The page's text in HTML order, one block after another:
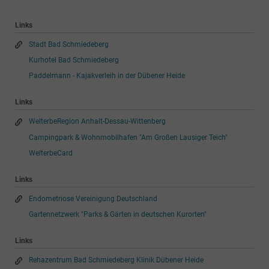
Links
Stadt Bad Schmiedeberg
Kurhotel Bad Schmiedeberg
Paddelmann - Kajakverleih in der Dübener Heide
Links
WelterbeRegion Anhalt-Dessau-Wittenberg
Campingpark & Wohnmobilhafen "Am Großen Lausiger Teich"
WelterbeCard
Links
Endometriose Vereinigung Deutschland
Gartennetzwerk "Parks & Gärten in deutschen Kurorten"
Links
Rehazentrum Bad Schmiedeberg Klinik Dübener Heide